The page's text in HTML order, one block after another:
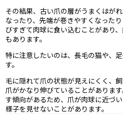
その結果、古い爪の層がうまくはが
なったり、先端が巻きやすくなった
びすぎて肉球に食い込むことがあり
もあります。
特に注意したいのは、長毛の猫や、
す。
毛に隠れて爪の状態が見えにくく、
爪がかなり伸びていることがありま
す傾向があるため、爪が肉球に近づ
様子を見せないことがあります。